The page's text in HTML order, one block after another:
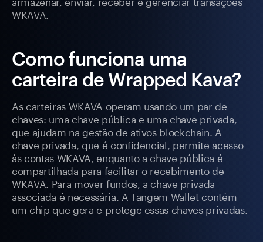
WKAVA.
Como funciona uma
carteira de Wrapped Kava?
As carteiras WKAVA operam usando um par de
chaves: uma chave pública e uma chave privada,
que ajudam na gestão de ativos blockchain. A
chave privada, que é confidencial, permite acesso
às contas WKAVA, enquanto a chave pública é
compartilhada para facilitar o recebimento de
WKAVA. Para mover fundos, a chave privada
associada é necessária. A Tangem Wallet contém
um chip que gera e protege essas chaves privadas.